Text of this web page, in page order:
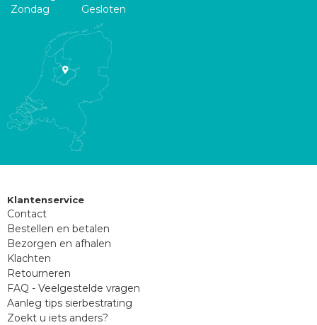
Zondag
Gesloten
Klantenservice
Contact
Bestellen en betalen
Bezorgen en afhalen
Klachten
Retourneren
FAQ - Veelgestelde vragen
Aanleg tips sierbestrating
Zoekt u iets anders?